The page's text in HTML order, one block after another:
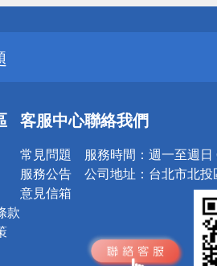
！請小心！
！請小心！
款
客服中心
常見問題
服務公告
意見信箱
聯絡我們
服務時間： 週一至週
公司地址： 台北市北